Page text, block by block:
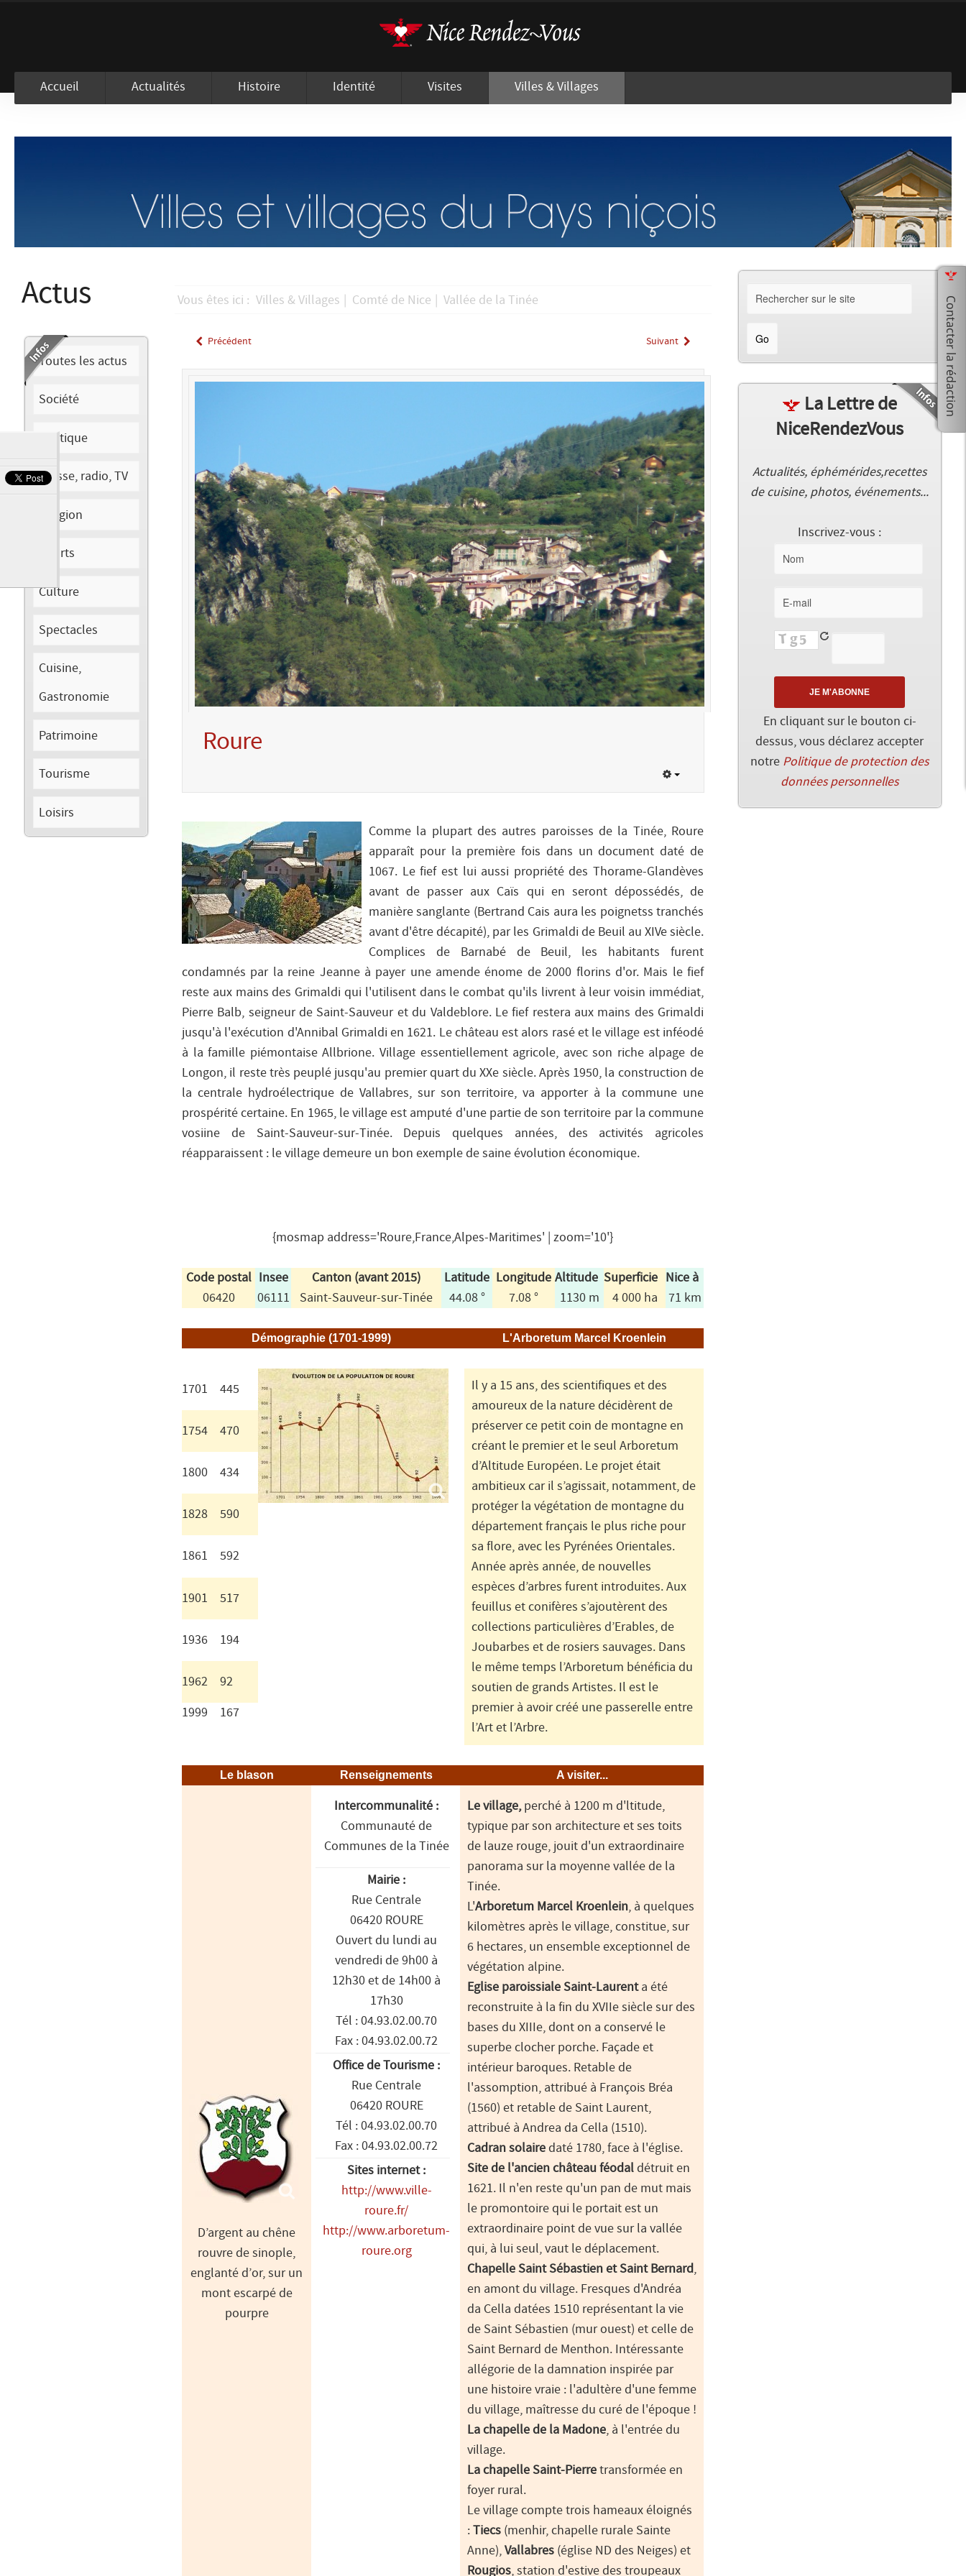
Accueil Actualités Histoire Identité Visites Villes & Villages
Actus
Toutes les actus
Société
Politique
Presse, radio, TV
Religion
Sports
Culture
Spectacles
Cuisine,
Gastronomie
Patrimoine
Tourisme
Loisirs
Vous êtes ici : Villes & Villages Comté de Nice Vallée de la Tinée
Précédent Suivant
Roure
Comme la plupart des autres paroisses de la Tinée, Roure
apparaît pour la première fois dans un document daté de
1067. Le fief est lui aussi propriété des Thorame-Glandèves
avant de passer aux Caïs qui en seront dépossédés, de
manière sanglante (Bertrand Cais aura les poignetss tranchés
avant d'être décapité), par les Grimaldi de Beuil au XIVe siècle.
Complices de Barnabé de Beuil, les habitants furent
condamnés par la reine Jeanne à payer une amende énome de 2000 florins d'or. Mais le fief
reste aux mains des Grimaldi qui l'utilisent dans le combat qu'ils livrent à leur voisin immédiat,
Pierre Balb, seigneur de Saint-Sauveur et du Valdeblore. Le fief restera aux mains des Grimaldi
jusqu'à l'exécution d'Annibal Grimaldi en 1621. Le château est alors rasé et le village est inféodé
à la famille piémontaise Allbrione. Village essentiellement agricole, avec son riche alpage de
Longon, il reste très peuplé jusqu'au premier quart du XXe siècle. Après 1950, la construction de
la centrale hydroélectrique de Vallabres, sur son territoire, va apporter à la commune une
prospérité certaine. En 1965, le village est amputé d'une partie de son territoire par la commune
vosiine de Saint-Sauveur-sur-Tinée. Depuis quelques années, des activités agricoles
réapparaissent : le village demeure un bon exemple de saine évolution économique.
{mosmap address='Roure,France,Alpes-Maritimes' | zoom='10'}
Code postal Insee Canton (avant 2015) Latitude Longitude Altitude Superficie Nice à
06420
06111 Saint-Sauveur-sur-Tinée 44.08 ° 7.08 ° 1130 m 4 000 ha 71 km
Démographie (1701-1999) L'Arboretum Marcel Kroenlein
1701 445
Il y a 15 ans, des scientifiques et des
amoureux de la nature décidèrent de
préserver ce petit coin de montagne en
créant le premier et le seul Arboretum
d’Altitude Européen. Le projet était
ambitieux car il s’agissait, notamment, de
protéger la végétation de montagne du
département français le plus riche pour
sa flore, avec les Pyrénées Orientales.
Année après année, de nouvelles
espèces d’arbres furent introduites. Aux
feuillus et conifères s’ajoutèrent des
collections particulières d’Erables, de
Joubarbes et de rosiers sauvages. Dans
le même temps l’Arboretum bénéficia du
soutien de grands Artistes. Il est le
premier à avoir créé une passerelle entre
l’Art et l’Arbre.
1754 470
1800 434
1828 590
1861 592
1901 517
1936 194
1962 92
1999 167
Le blason Renseignements A visiter...
D’argent au chêne
rouvre de sinople,
englanté d’or, sur un
mont escarpé de
pourpre
Intercommunalité :
Communauté de
Communes de la Tinée
Mairie :
Rue Centrale
06420 ROURE
Ouvert du lundi au
vendredi de 9h00 à
12h30 et de 14h00 à
17h30
Tél : 04.93.02.00.70
Fax : 04.93.02.00.72
Office de Tourisme :
Rue Centrale
06420 ROURE
Tél : 04.93.02.00.70
Fax : 04.93.02.00.72
Sites internet :
http://www.ville-
roure.fr/
http://www.arboretum-
roure.org
Le village,perché à 1200 m d'ltitude,
typique par son architecture et ses toits
de lauze rouge, jouit d'un extraordinaire
panorama sur la moyenne vallée de la
Tinée.
L'Arboretum Marcel Kroenlein, à quelques
kilomètres après le village, constitue, sur
6 hectares, un ensemble exceptionnel de
végétation alpine.
Eglise paroissiale Saint-Laurenta été
reconstruite à la fin du XVIIe siècle sur des
bases du XIIIe, dont on a conservé le
superbe clocher porche. Façade et
intérieur baroques. Retable de
l'assomption, attribué à François Bréa
(1560) et retable de Saint Laurent,
attribué à Andrea da Cella (1510).
Cadran solaire daté 1780, face à l'église.
Site de l'ancien château féodal détruit en
1621. Il n'en reste qu'un pan de mut mais
le promontoire qui le portait est un
extraordinaire point de vue sur la vallée
qui, à lui seul, vaut le déplacement.
Chapelle Saint Sébastien et Saint Bernard,
en amont du village. Fresques d'Andréa
da Cella datées 1510 représentant la vie
de Saint Sébastien (mur ouest) et celle de
Saint Bernard de Menthon. Intéressante
allégorie de la damnation inspirée par
une histoire vraie : l'adultère d'une femme
du village, maîtresse du curé de l'époque !
La chapelle de la Madone, à l'entrée du
village.
La chapelle Saint-Pierre transformée en
foyer rural.
Le village compte trois hameaux éloignés
: Tiecs (menhir, chapelle rurale Sainte
Anne), Vallabres (église ND des Neiges) et
Rougios, station d'estive des troupeaux
La Lettre de
NiceRendezVous
Actualités, éphémérides,recettes
de cuisine, photos, événements...
Inscrivez-vous :
En cliquant sur le bouton ci-
dessus, vous déclarez accepter
notre Politique de protection des
données personnelles